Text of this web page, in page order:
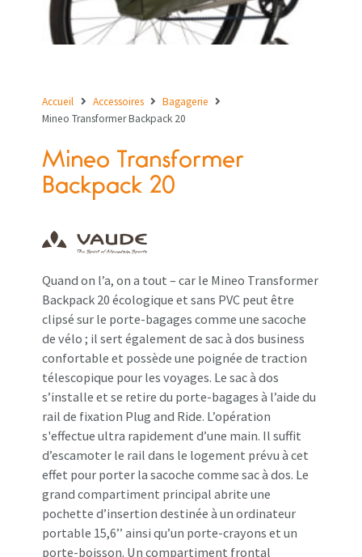
Accueil Accessoires
Bagagerie
Mineo Transformer Backpack 20
Mineo Transformer
Backpack 20
Quand on l’a, on a tout – car le Mineo Transformer
Backpack 20 écologique et sans PVC peut être
clipsé sur le porte-bagages comme une sacoche
de vélo ; il sert également de sac à dos business
confortable et possède une poignée de traction
télescopique pour les voyages. Le sac à dos
s’installe et se retire du porte-bagages à l’aide du
rail de fixation Plug and Ride. L’opération
s'effectue ultra rapidement d’une main. Il suffit
d’escamoter le rail dans le logement prévu à cet
effet pour porter la sacoche comme sac à dos. Le
grand compartiment principal abrite une
pochette d’insertion destinée à un ordinateur
portable 15,6’’ ainsi qu’un porte-crayons et un
porte-boisson. Un compartiment frontal